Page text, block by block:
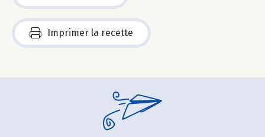
Imprimer la recette